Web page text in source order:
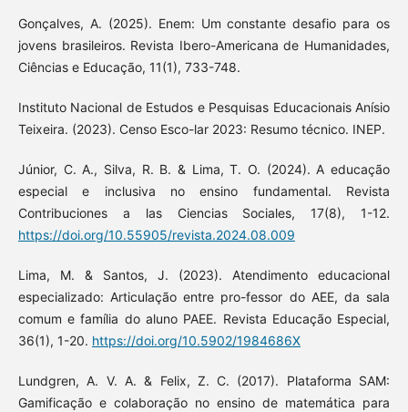
Gonçalves, A. (2025). Enem: Um constante desafio para os
jovens brasileiros. Revista Ibero-Americana de Humanidades,
Ciências e Educação, 11(1), 733-748.
Instituto Nacional de Estudos e Pesquisas Educacionais Anísio
Teixeira. (2023). Censo Esco-lar 2023: Resumo técnico. INEP.
Júnior, C. A., Silva, R. B. & Lima, T. O. (2024). A educação
especial e inclusiva no ensino fundamental. Revista
Contribuciones a las Ciencias Sociales, 17(8), 1-12.
https://doi.org/10.55905/revista.2024.08.009
Lima, M. & Santos, J. (2023). Atendimento educacional
especializado: Articulação entre pro-fessor do AEE, da sala
comum e família do aluno PAEE. Revista Educação Especial,
36(1), 1-20. https://doi.org/10.5902/1984686X
Lundgren, A. V. A. & Felix, Z. C. (2017). Plataforma SAM:
Gamificação e colaboração no ensino de matemática para